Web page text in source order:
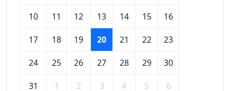
10 11 12 13 14 15 16
17 18 19 20 21 22 23
24 25 26 27 28 29 30
31 1 2 3 4 5 6